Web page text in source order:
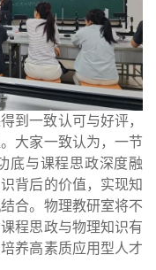
到一致认可与好评，
。大家一致认为 ，一节
底与课程思政深度融
背后的价值，实现知
合。 物理教研室将不
程思政与物理知识有
养高素质应用型人才